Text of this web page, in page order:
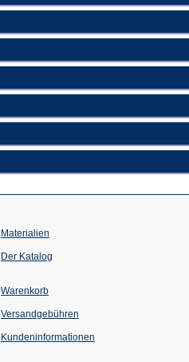
Materialien
Der Katalog
Warenkorb
Versandgebühren
Kundeninformationen